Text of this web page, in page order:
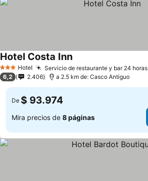
3 Estrellas
Hotel Servicio de restaurante y bar 24 horas
Hotel Costa Inn
6,2 2.406 a 2.5 km de: Casco Antiguo
De $ 93.974
Mira precios de 8 páginas